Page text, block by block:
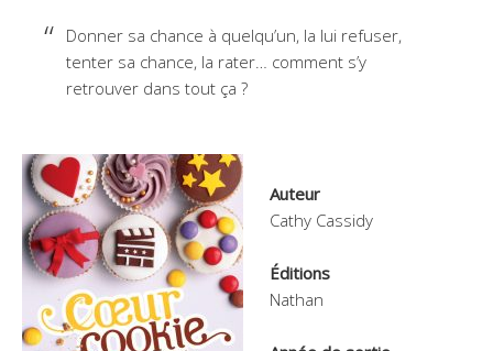
Donner sa chance à quelqu’un, la lui refuser,
tenter sa chance, la rater… comment s’y
retrouver dans tout ça ?
Auteur
Cathy Cassidy
Éditions
Nathan